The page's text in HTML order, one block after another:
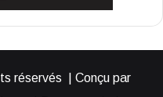
réservés | Conçu par